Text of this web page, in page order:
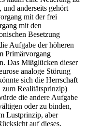
anderseits gehört
mit der frei
mit den
Besetzung
Aufgabe der höheren
Primärvorgang
Das Mißglücken dieser
analoge Störung
sich die Herrschaft
Realitätsprinzip)
die andere Aufgabe
oder zu binden,
Lustprinzip, aber
auf dieses.